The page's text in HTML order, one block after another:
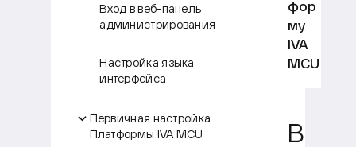
Вход в веб-панель
администрирования
Настройка языка
интерфейса
Первичная настройка
Платформы IVA MCU
фор
му
IVA
MCU
В